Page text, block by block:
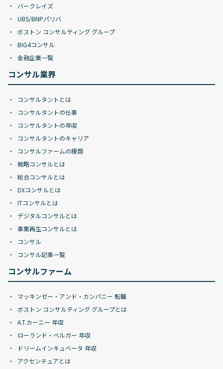
バークレイズ
UBS/BNPパリバ
ボストン コンサルティング グループ
BIG4コンサル
金融企業一覧
コンサル業界
コンサルタントとは
コンサルタントの仕事
コンサルタントの年収
コンサルタントのキャリア
コンサルファームの種類
戦略コンサルとは
総合コンサルとは
DXコンサルとは
ITコンサルとは
デジタルコンサルとは
事業再生コンサルとは
コンサル
コンサル記事一覧
コンサルファーム
マッキンゼー・アンド・カンパニー 転職
ボストン コンサルティング グループとは
A.T.カーニー 年収
ローランド・ベルガー 年収
ドリームインキュベータ 年収
アクセンチュアとは